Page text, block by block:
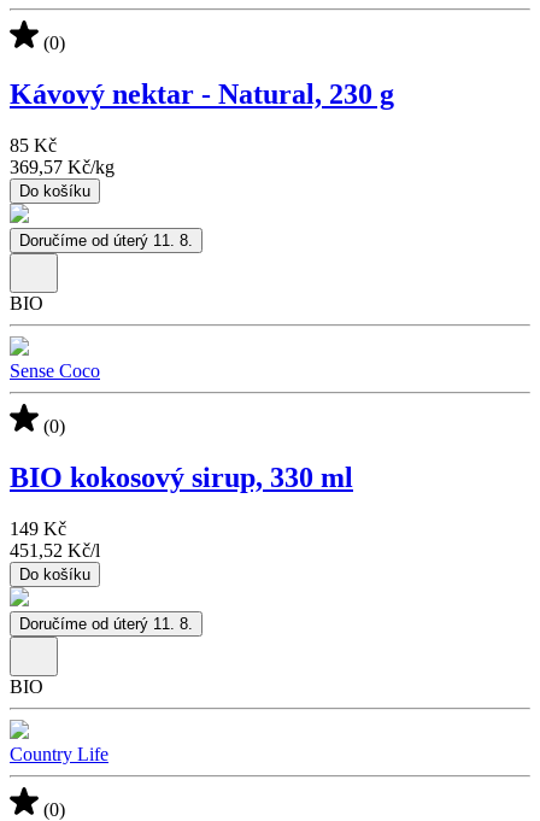
(0)
Kávový nektar - Natural, 230 g
85 Kč
369,57 Kč/kg
Do košíku
Doručíme od úterý 11. 8.
BIO
Sense Coco
(0)
BIO kokosový sirup, 330 ml
149 Kč
451,52 Kč/l
Do košíku
Doručíme od úterý 11. 8.
BIO
Country Life
(0)